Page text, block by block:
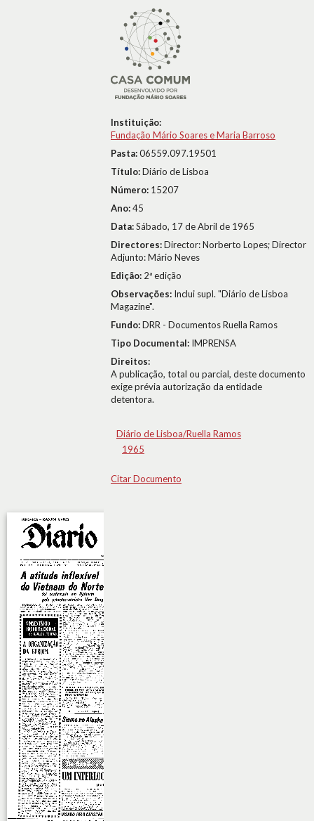
Instituição:
Fundação Mário Soares e Maria Barroso
Pasta:06559.097.19501
Título:Diário de Lisboa
Número: 15207
Ano:45
Data:Sábado, 17 de Abril de 1965
Directores:Director: Norberto Lopes; Director
Adjunto: Mário Neves
Edição: 2ª edição
Observações: Inclui supl. "Diário de Lisboa
Magazine".
Fundo:DRR - Documentos Ruella Ramos
Tipo Documental: IMPRENSA
Direitos:
A publicação, total ou parcial, deste documento
exige prévia autorização da entidade
detentora.
Diário de Lisboa/Ruella Ramos
1965
Citar Documento